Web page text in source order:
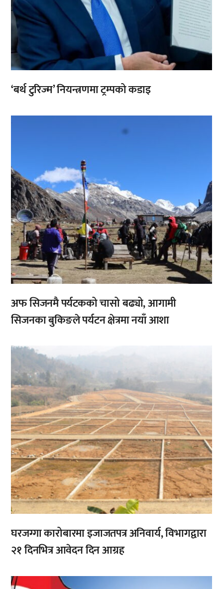
‘बर्थ टुरिज्म’ नियन्त्रणमा ट्रम्पको कडाइ
अफ सिजनमै पर्यटकको चासो बढ्यो, आगामी
सिजनका बुकिङले पर्यटन क्षेत्रमा नयाँ आशा
,
घरजग्गा कारोबारमा इजाजतपत्र अनिवार्य, विभागद्वारा
२१ दिनभित्र आवेदन दिन आग्रह
,